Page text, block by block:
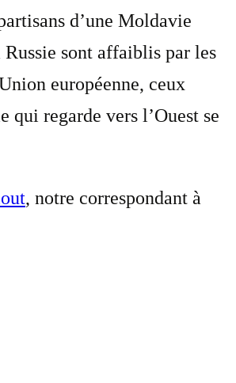
d’une Moldavie
Russie sont affaiblis par les
européenne, ceux
qui regarde vers l’Ouest se
, notre correspondant à